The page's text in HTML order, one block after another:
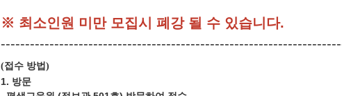
※ 최소인원 미만 모집시 폐강 될 수 있습니다.
(접수 방법 )
1. 방문